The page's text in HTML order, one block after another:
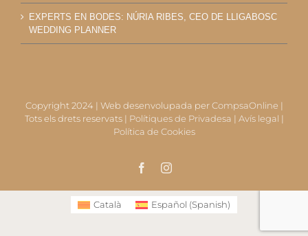
EXPERTS EN BODES: NÚRIA RIBES, CEO DE LLIGABOSC
WEDDING PLANNER
Copyright 2024 | Web desenvolupada perCompsaOnline |
Tots els drets reservats | Polítiques de Privadesa | Avís legal |
Política de Cookies
FacebookInstagram
Català Español (Spanish)